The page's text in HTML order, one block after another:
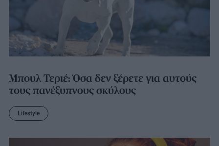
Μπουλ Τεριέ: Όσα δεν ξέρετε για αυτούς
τους πανέξυπνους σκύλους
Lifestyle